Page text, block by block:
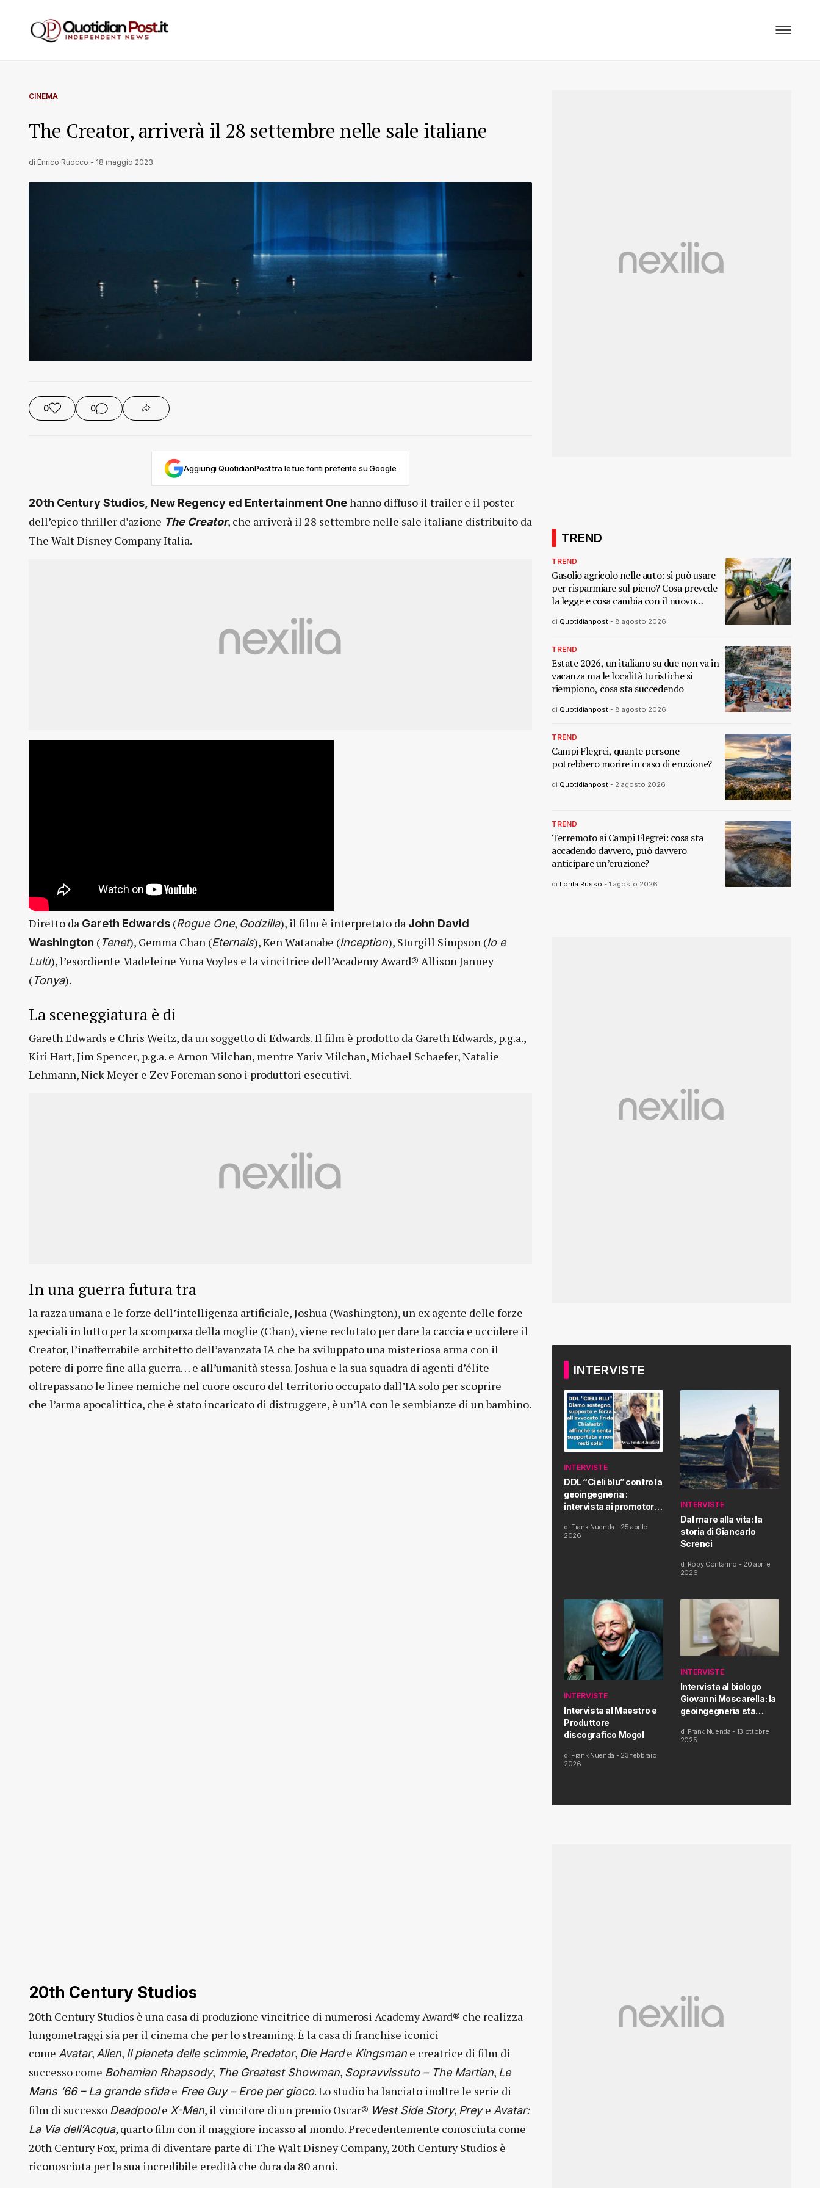
CINEMA
The Creator, arriverà il 28 settembre nelle sale italiane
di Enrico Ruocco - 18 maggio 2023
0 0
Aggiungi QuotidianPost tra le tue fonti preferite su Google
20th Century Studios, New Regency ed Entertainment Onehanno diffuso il trailer e il poster
dell’epico thriller d’azione The Creator, che arriverà il 28 settembre nelle sale italiane distribuito da
The Walt Disney Company Italia.
Diretto da Gareth Edwards (Rogue One, Godzilla), il film è interpretato da John David
Washington (Tenet), Gemma Chan (Eternals), Ken Watanabe (Inception), Sturgill Simpson (Io e
Lulù), l’esordiente Madeleine Yuna Voyles e la vincitrice dell’Academy Award® Allison Janney
(Tonya).
La sceneggiatura è di
Gareth Edwards e Chris Weitz, da un soggetto di Edwards. Il film è prodotto da Gareth Edwards, p.g.a.,
Kiri Hart, Jim Spencer, p.g.a. e Arnon Milchan, mentre Yariv Milchan, Michael Schaefer, Natalie
Lehmann, Nick Meyer e Zev Foreman sono i produttori esecutivi.
In una guerra futura tra
la razza umana e le forze dell’intelligenza artificiale, Joshua (Washington), un ex agente delle forze
speciali in lutto per la scomparsa della moglie (Chan), viene reclutato per dare la caccia e uccidere il
Creator, l’inafferrabile architetto dell’avanzata IA che ha sviluppato una misteriosa arma con il
potere di porre fine alla guerra… e all’umanità stessa. Joshua e la sua squadra di agenti d’élite
oltrepassano le linee nemiche nel cuore oscuro del territorio occupato dall’IA solo per scoprire
che l’arma apocalittica, che è stato incaricato di distruggere, è un’IA con le sembianze di un bambino.
20th Century Studios
20th Century Studios è una casa di produzione vincitrice di numerosi Academy Award® che realizza
lungometraggi sia per il cinema che per lo streaming. È la casa di franchise iconici
come Avatar,Alien, Il pianeta delle scimmie, Predator, Die Harde Kingsman e creatrice di film di
successo come Bohemian Rhapsody, The Greatest Showman, Sopravvissuto – The Martian, Le
Mans ‘66 – La grande sfidae Free Guy – Eroe per gioco. Lo studio ha lanciato inoltre le serie di
film di successo Deadpoole X-Men, il vincitore di un premio Oscar® West Side Story, Preye Avatar:
La Via dell’Acqua, quarto film con il maggiore incasso al mondo. Precedentemente conosciuta come
20th Century Fox, prima di diventare parte di The Walt Disney Company, 20th Century Studios è
riconosciuta per la sua incredibile eredità che dura da 80 anni.
TREND
TREND
Gasolio agricolo nelle auto: si può usare
per risparmiare sul pieno? Cosa prevede
la legge e cosa cambia con il nuovo
di Quotidianpost - 8 agosto 2026
TREND
Estate 2026, un italiano su due non va in
vacanza ma le località turistiche si
riempiono, cosa sta succedendo
di Quotidianpost - 8 agosto 2026
TREND
Campi Flegrei, quante persone
potrebbero morire in caso di eruzione?
di Quotidianpost - 2 agosto 2026
TREND
Terremoto ai Campi Flegrei: cosa sta
accadendo davvero, può davvero
anticipare un’eruzione?
di Lorita Russo - 1 agosto 2026
INTERVISTE
INTERVISTE
DDL “Cieli blu” contro la
geoingegneria :
intervista ai promotori
Proposta di Legge
di Frank Nuenda - 25 aprile
2026
INTERVISTE
Dal mare alla vita: la
storia di Giancarlo
Screnci
di Roby Contarino - 20 aprile
2026
INTERVISTE
Intervista al Maestro e
Produttore
discografico Mogol
di Frank Nuenda - 23 febbraio
2026
INTERVISTE
Intervista al biologo
Giovanni Moscarella: la
geoingegneria sta
salute dell’uomo
di Frank Nuenda - 13 ottobre
2025